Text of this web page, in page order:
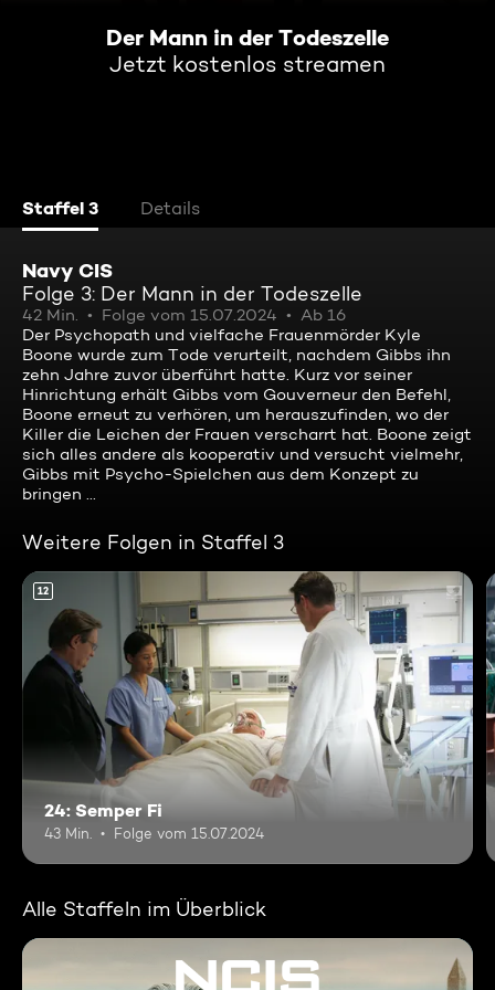
Der Mann in der Todeszelle
Jetzt kostenlos streamen
Staffel 3 Details
Navy CIS
Folge 3: Der Mann in der Todeszelle
42 Min. Folge vom 15.07.2024
Ab 16
Der Psychopath und vielfache Frauenmörder Kyle
Boone wurde zum Tode verurteilt, nachdem Gibbs ihn
zehn Jahre zuvor überführt hatte. Kurz vor seiner
Hinrichtung erhält Gibbs vom Gouverneur den Befehl,
Boone erneut zu verhören, um herauszufinden, wo der
Killer die Leichen der Frauen verscharrt hat. Boone zeigt
sich alles andere als kooperativ und versucht vielmehr,
Gibbs mit Psycho-Spielchen aus dem Konzept zu
bringen ...
Weitere Folgen in Staffel 3
12
24: Semper Fi
43 Min. Folge vom 15.07.2024
Alle Staffeln im Überblick